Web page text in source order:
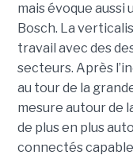
mais évoque
Bosch. La
travail avec des
secteurs. Après
au tour de la
mesure autour de
de plus en plus
connectés